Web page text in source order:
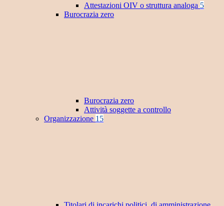
Attestazioni OIV o struttura analoga 5
Burocrazia zero
Burocrazia zero
Attività soggette a controllo
Organizzazione 15